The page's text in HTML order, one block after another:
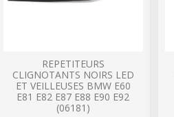
REPETITEURS
CLIGNOTANTS NOIRS LED
ET VEILLEUSES BMW E60
E81 E82 E87 E88 E90 E92
(06181)